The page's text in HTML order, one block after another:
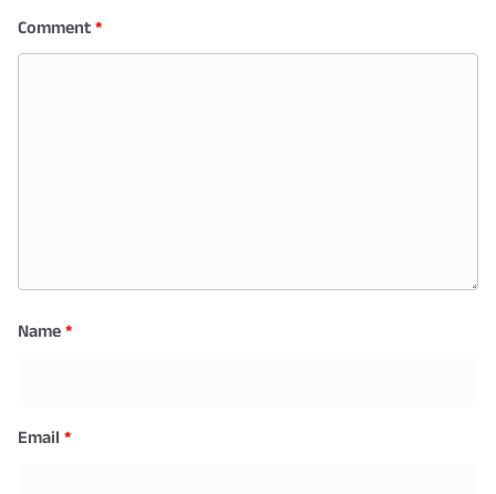
Comment*
Name*
Email *